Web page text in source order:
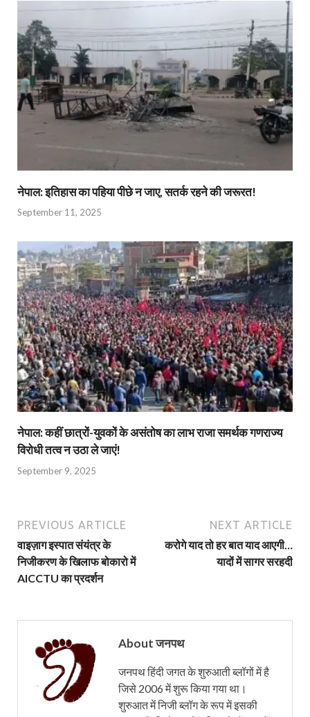
नेपाल: इतिहास का पहिया पीछे न जाए, सतर्क रहने की जरूरत!
September 11, 2025
नेपाल: कहीं छात्रों-युवकों के असंतोष का लाभ राजा समर्थक गणराज्य
विरोधी तत्व न उठा ले जाएं!
September 9, 2025
PREVIOUS ARTICLE
वाइज़ाग इस्पात संयंत्र के
निजीकरण के खिलाफ बोकारो में
AICCTU का प्रदर्शन
NEXT ARTICLE
करोगे याद तो हर बात याद आएगी…
यादों में सागर सरहदी
About जनपथ
जनपथ हिंदी जगत के शुरुआती ब्लॉगों में है
जिसे 2006 में शुरू किया गया था।
शुरुआत में निजी ब्लॉग के रूप में इसकी